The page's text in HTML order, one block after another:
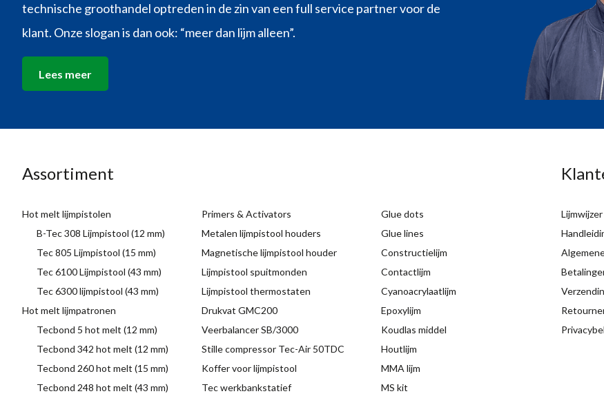
technische groothandel optreden in de zin van een full service partner voor de
klant. Onze slogan is dan ook: “meer dan lijm alleen”.
Lees meer
Assortiment
Hot melt lijmpistolen
B-Tec 308 Lijmpistool (12 mm)
Tec 805 Lijmpistool (15 mm)
Tec 6100 Lijmpistool (43 mm)
Tec 6300 lijmpistool (43 mm)
Hot melt lijmpatronen
Tecbond 5 hot melt (12 mm)
Tecbond 342 hot melt (12 mm)
Tecbond 260 hot melt (15 mm)
Tecbond 248 hot melt (43 mm)
Primers & Activators
Metalen lijmpistool houders
Magnetische lijmpistool houder
Lijmpistool spuitmonden
Lijmpistool thermostaten
Drukvat GMC200
Veerbalancer SB/3000
Stille compressor Tec-Air 50TDC
Koffer voor lijmpistool
Tec werkbankstatief
Glue dots
Glue lines
Constructielijm
Contactlijm
Cyanoacrylaatlijm
Epoxylijm
Koudlas middel
Houtlijm
MMA lijm
MS kit
Lijmwijzer